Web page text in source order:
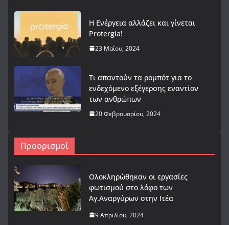
Η Ενέργεια αλλάζει και γίνεται
Protergia!
23 Μαΐου, 2024
Τι απαντούν τα ρομπότ για το
ενδεχόμενο εξέγερσης εναντίον
των ανθρώπων
20 Φεβρουαρίου, 2024
Προορισμοί
Ολοκληρώθηκαν οι εργασίες
φωτισμού στο λόφο των
Αγ.Αναργύρων στην Ιτέα
9 Απριλίου, 2024